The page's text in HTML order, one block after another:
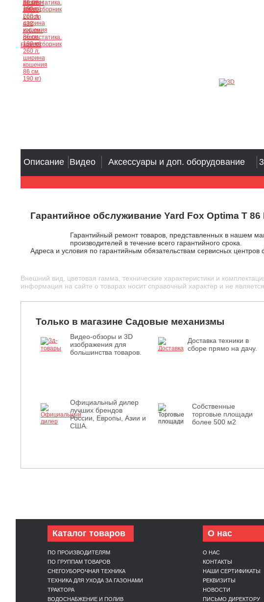
Ещё 33
Гарантийное обслуживание Yard Fox Optima T 86
Гарантийный ремонт товаров, представленных в нашем
производителей в течение всего гарантийного срока.
Адреса и условия по гарантийным обязательствам сервисных
Описание Видео Аксессуары и доп. оборудование
Внешний вид, цветовая гамма, технические характеристики и
информация на сайте о товарах носит справочный характер и не
Только в магазине Садовые механизмы
Видео-обзоры и 3D
изображения для
большинства товаров.
Доставка техники в
сборе прямо на дачу.
Официальный дилер
лучших брендов
России, Европы, Азии и
США.
Собственные
торговые площади
более 500 м2
Каталог товаров
ПО ПРОИЗВОДИТЕЛЯМ
ПО ГРУППАМ ТОВАРОВ
СНЕГОУБОРОЧНАЯ ТЕХНИКА
ТЕХНИКА ДЛЯ УХОДА ЗА ГАЗОНАМИ
ТРАКТОРА
ВОДОСНАБЖЕНИЕ И ПОЛИВ
О нас
О НАС
КОНТАКТЫ
НАШИ СЕРТИФИКАТЫ
РЕКВИЗИТЫ
НОВОСТИ
ПИСЬМО ДИРЕКТОРУ